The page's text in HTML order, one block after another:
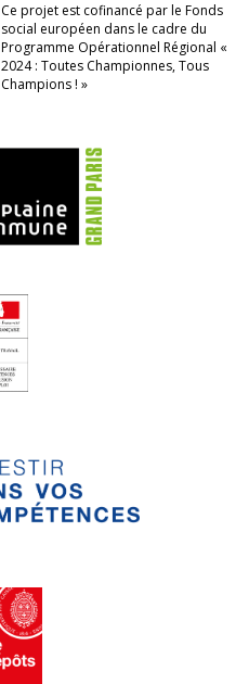
Ce projet est cofinancé par le Fonds
social européen dans le cadre du
Programme Opérationnel Régional «
2024 : Toutes Championnes, Tous
Champions ! »